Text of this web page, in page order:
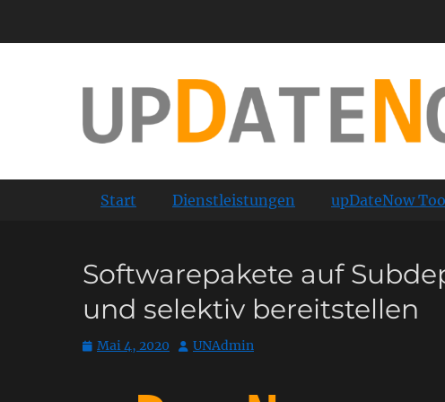
upDateNow
Matrix42 Empirum Reseller, Consulting, Coaching and
Primäres Menü
Start Dienstleistungen upDateNow
Softwarepakete auf
und selektiv bereitstellen
Posted
Mai 4, 2020 Autor
UNAdmin